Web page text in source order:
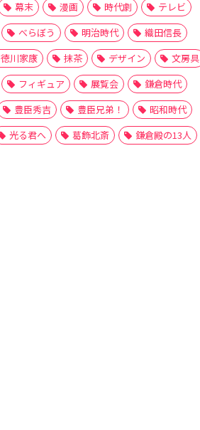
幕末
漫画 時代劇
テレビ
べらぼう
明治時代
織田信長
徳川家康
抹茶 デザイン
文房具
フィギュア
展覧会
鎌倉時代
豊臣秀吉
豊臣兄弟！
昭和時代
光る君へ
葛飾北斎 鎌倉殿の13人